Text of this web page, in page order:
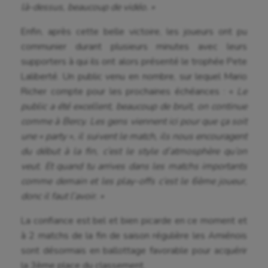
Boules lyonnaises
Canoë-kayak
Cerf Volant
Course à pied
Crossfit
Cyclisme
Danse
Escrime
là-dessus, beaucoup de vidéo. »
Enfin, après cette belle victoire, les joueurs ont pu
communier durant plusieurs minutes avec leurs
supporters à qui ils ont alors présenté le trophée Pete
Laliberté. Un public venu en nombre, sur lequel Mario
Richer compte pour les prochaines échéances : «
Le
public a été excellent, beaucoup de bruit, on continue
comme à Bercy. Les gens viennent ici pour que ça soit
une « party », il suivent le match, ils nous encouragent
du début à la fin, c’est le style d’atmosphère qu’on
veut. Et quand tu arrives dans les matchs importants
comme demain et les play-offs c’est le 6ème joueur,
donc il faut l’avoir. »
La confiance est bel et bien picarde en ce moment et
à 2 matchs de la fin de saison régulière les Amiénois
sont désormais en ballottage favorable pour acquérir